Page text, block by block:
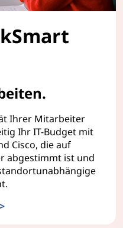
Ihrer Mitarbeiter
Ihr IT-Budget mit
Cisco, die auf
abgestimmt ist und